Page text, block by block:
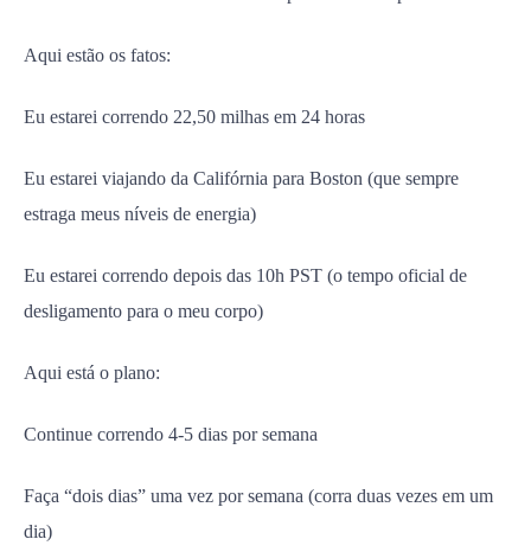
Aqui estão os fatos:
Eu estarei correndo 22,50 milhas em 24 horas
Eu estarei viajando da Califórnia para Boston (que sempre
estraga meus níveis de energia)
Eu estarei correndo depois das 10h PST (o tempo oficial de
desligamento para o meu corpo)
Aqui está o plano:
Continue correndo 4-5 dias por semana
Faça “dois dias” uma vez por semana (corra duas vezes em um
dia)